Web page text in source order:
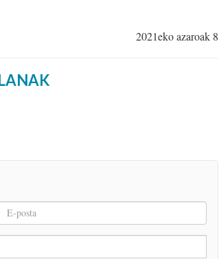
2021eko azaroak 8